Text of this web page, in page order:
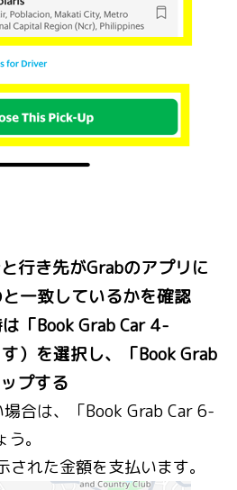
行き先がGrabのアプリに
一致しているかを確認
「Book Grab Car 4-
）を選択し、「Book Grab
プする
合は、「Book Grab Car 6-
。
れた金額を支払います。